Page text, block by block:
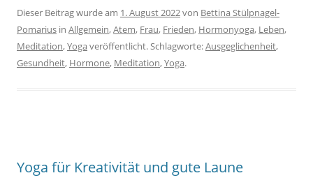
Dieser Beitrag wurde am 1. August 2022von Bettina Stülpnagel-
Pomarius in Allgemein,Atem, Frau, Frieden, Hormonyoga, Leben,
Meditation,Yogaveröffentlicht. Schlagworte:Ausgeglichenheit,
Gesundheit, Hormone, Meditation,Yoga.
Yoga für Kreativität und gute Laune